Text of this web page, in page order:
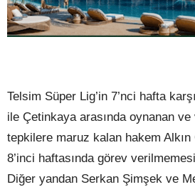
Telsim Süper Lig’in 7’nci hafta
ile Çetinkaya arasında oynanan
tepkilere maruz kalan hakem Alkın
8’inci haftasında görev
Diğer yandan Serkan Şimşek ve